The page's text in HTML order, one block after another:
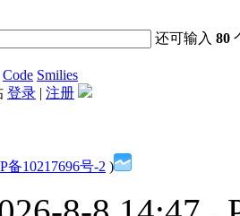
还可输入80
Code Smilies
登录 | 注册
备10217696号-2 )